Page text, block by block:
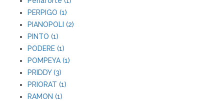
PERPIGO (1)
PIANOPOLI (2)
PINTO (1)
PODERE (1)
POMPEYA (1)
PRIDDY (3)
PRIORAT (1)
RAMON (1)